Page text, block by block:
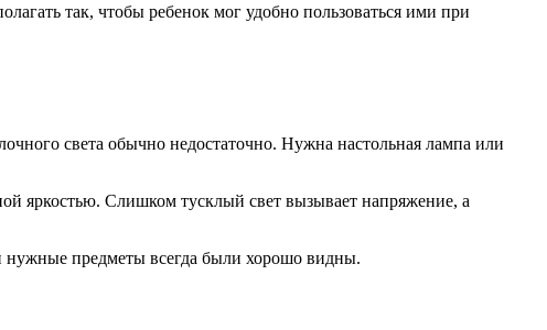
так, чтобы ребенок мог удобно пользоваться ими при
света обычно недостаточно. Нужна настольная лампа или
яркостью. Слишком тусклый свет вызывает напряжение, а
предметы всегда были хорошо видны.